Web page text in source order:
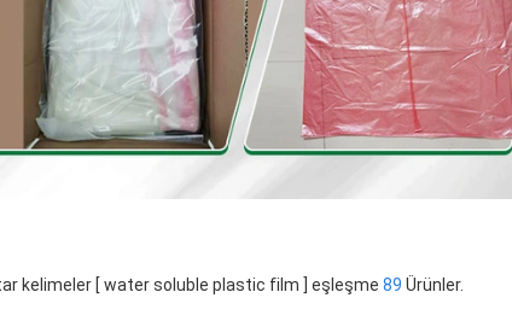
kelimeler [ water soluble plastic film ] eşleşme 89 Ürünler.